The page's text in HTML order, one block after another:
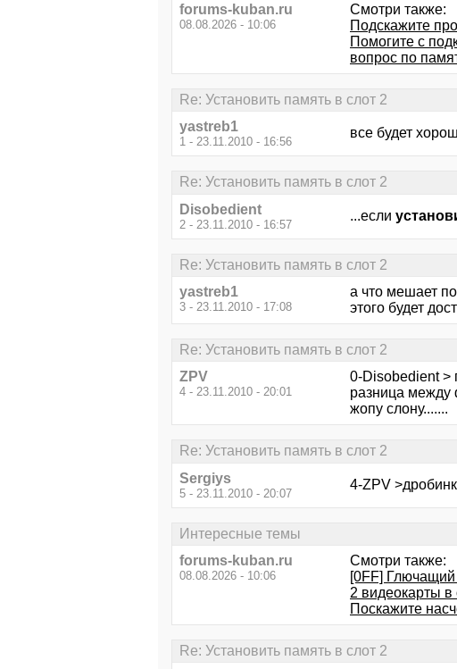
forums-kuban.ru
08.08.2026 - 10:06
Смотри также:
Подскажите
Помогите с
вопрос по
Re: Установить память в слот 2
yastreb1
1 - 23.11.2010 - 16:56
все будет
Re: Установить память в слот 2
Disobedient
2 - 23.11.2010 - 16:57
...если
Re: Установить память в слот 2
yastreb1
3 - 23.11.2010 - 17:08
а что мешает
этого будет
Re: Установить память в слот 2
ZPV
4 - 23.11.2010 - 20:01
0-Disobedient >
разница между
жопу слону.......
Re: Установить память в слот 2
Sergiys
5 - 23.11.2010 - 20:07
4-ZPV
Интересные темы
forums-kuban.ru
08.08.2026 - 10:06
Смотри также:
[0FF]
2 видеокарты в
Поскажите
Re: Установить память в слот 2